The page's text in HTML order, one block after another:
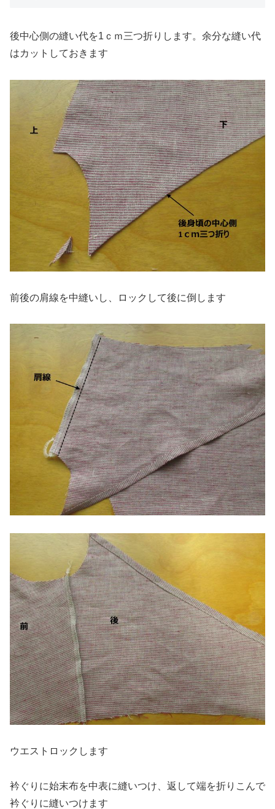
後中心側の縫い代を1ｃｍ三つ折りします。余分な縫い代
はカットしておきます
前後の肩線を中縫いし、ロックして後に倒します
ウエストロックします
衿ぐりに始末布を中表に縫いつけ、返して端を折りこんで
衿ぐりに縫いつけます